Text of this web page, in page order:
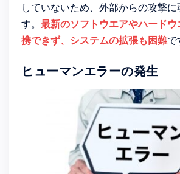
していないため、外部からの攻撃に
す。 最新のソフトウエアやハード
携できず、システムの拡張も困難で
ヒューマンエラーの発生